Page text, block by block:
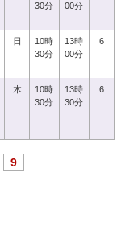
30分
00分
日
10時
30分
13時
00分
6
木
10時
30分
13時
30分
6
9